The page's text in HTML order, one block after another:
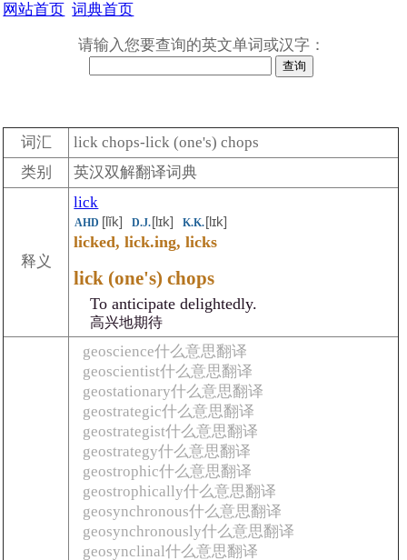
网站首页 词典首页
请输入您要查询的英文单词或汉字：
词汇
lick chops-lick (one's) chops
类别
英汉双解翻译词典
释义
lick
AHD [lĭk] D.J.[lɪk] K.K.[lɪk]
licked, lick.ing, licks
lick (one's) chops
To anticipate delightedly.
高兴地期待
geoscience什么意思翻译
geoscientist什么意思翻译
geostationary什么意思翻译
geostrategic什么意思翻译
geostrategist什么意思翻译
geostrategy什么意思翻译
geostrophic什么意思翻译
geostrophically什么意思翻译
geosynchronous什么意思翻译
geosynchronously什么意思翻译
geosynclinal什么意思翻译